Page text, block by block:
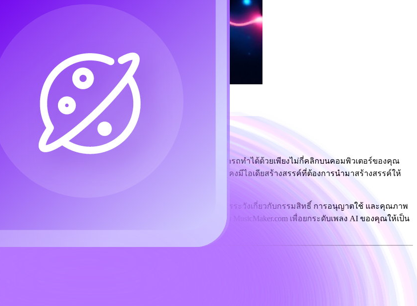
ลง สิ่งที่เคยต้องใช้สตูดิโอบันทึกเสียงขนาดใหญ่ในอดีต ตอนนี้สามารถทำได้ด้วยเพียงไม่กี่คลิกบนคอมพิวเตอร์ของคุณ
แบบใหม่—คนที่อาจจะไม่เล่นเครื่องดนตรีหรือไม่รู้ทฤษฎีดนตรี แต่ยังคงมีไอเดียสร้างสรรค์ที่ต้องการนำมาสร้างสรรค์ให้
on suno ai ใน Music Maker AI?
คำตอบสั้น ๆ คือใช่—แต่มีข้อควรระวังเกี่ยวกับกรรมสิทธิ์ การอนุญาตใช้ และคุณภาพ
music และวิธีที่คุณสามารถใช้ freemium music ai tools จาก MusicMaker.com เพื่อยกระดับเพลง AI ของคุณให้เป็น